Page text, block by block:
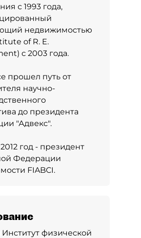
с 1993 года,
недвижимостью
of R. E.
с 2003 года.
прошел путь от
научно-
до президента
"Адвекс".
2012 год - президент
Федерации
FIABCI.
физической